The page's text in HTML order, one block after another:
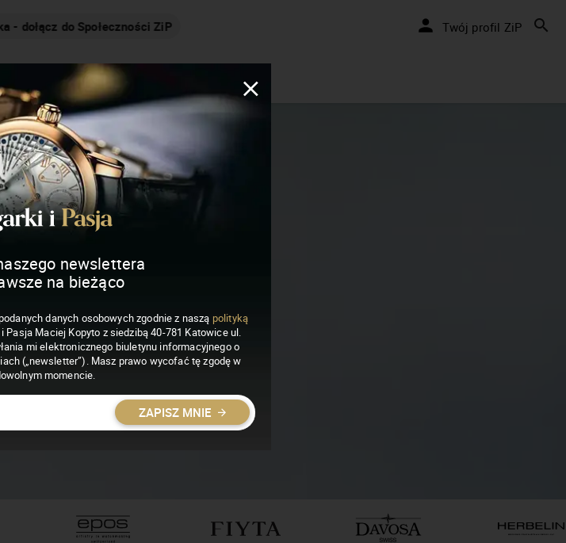
pozytywnie... cały czas! Twój profil ZiP
newslettera
na bieżąco
danych osobowych zgodnie z naszą polityką
Pasja Maciej Kopyto z siedzibą 40-781 Katowice ul.
mi elektronicznego biuletynu informacyjnego o
(„newsletter”). Masz prawo wycofać tę zgodę w
momencie.
ZAPISZ MNIE